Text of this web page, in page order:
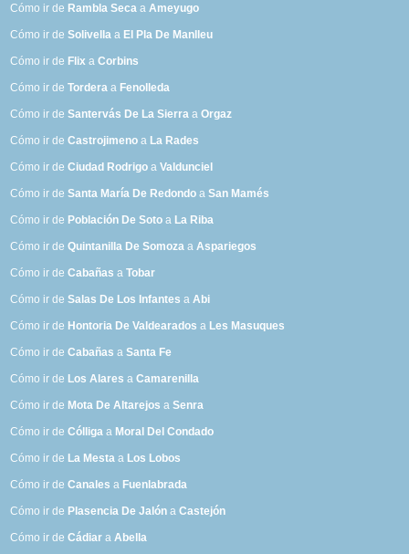
Cómo ir de Rambla Seca aAmeyugo
Cómo ir deSolivella a El Pla De Manlleu
Cómo ir de Flix aCorbins
Cómo ir deTordera a Fenolleda
Cómo ir deSantervás De La Sierra aOrgaz
Cómo ir deCastrojimeno a La Rades
Cómo ir deCiudad Rodrigo aValdunciel
Cómo ir deSanta María De Redondo aSan Mamés
Cómo ir de Población De Soto a La Riba
Cómo ir deQuintanilla De Somoza aAspariegos
Cómo ir deCabañas aTobar
Cómo ir deSalas De Los Infantes aAbi
Cómo ir de Hontoria De Valdearados a Les Masuques
Cómo ir deCabañas aSanta Fe
Cómo ir de Los Alares aCamarenilla
Cómo ir de Mota De Altarejos aSenra
Cómo ir deCólliga a Moral Del Condado
Cómo ir de La Mesta a Los Lobos
Cómo ir deCanales a Fuenlabrada
Cómo ir de Plasencia De Jalón aCastejón
Cómo ir deCádiar aAbella